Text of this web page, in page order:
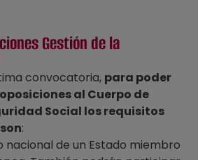
Gestión de la
convocatoria, para poder
al Cuerpo de
Social los requisitos
:
nacional de un Estado miembro